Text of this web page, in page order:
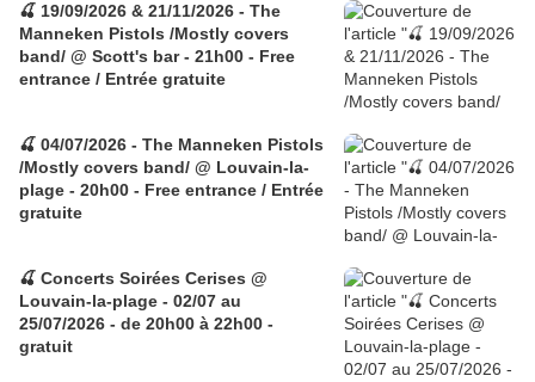
🍒 19/09/2026 & 21/11/2026 - The
Manneken Pistols /Mostly covers
band/ @ Scott's bar - 21h00 - Free
entrance / Entrée gratuite
🍒 04/07/2026 - The Manneken Pistols
/Mostly covers band/ @ Louvain-la-
plage - 20h00 - Free entrance / Entrée
gratuite
🍒 Concerts Soirées Cerises @
Louvain-la-plage - 02/07 au
25/07/2026 - de 20h00 à 22h00 -
gratuit